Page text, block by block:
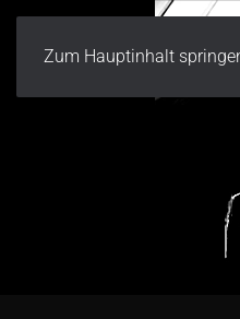
Zum Hauptinhalt